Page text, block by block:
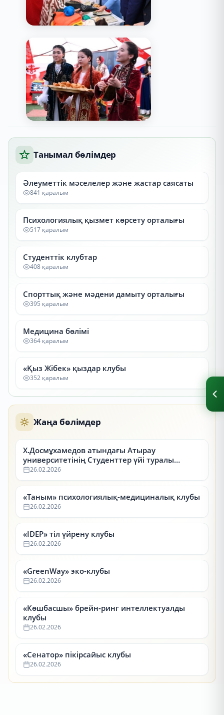
Танымал бөлімдер
Әлеуметтік мәселелер және жастар саясаты
841 қаралым
Психологиялық қызмет көрсету орталығы
517 қаралым
Студенттік клубтар
408 қаралым
Спорттық және мәдени дамыту орталығы
395 қаралым
Медицина бөлімі
364 қаралым
«Қыз Жібек» қыздар клубы
352 қаралым
Жаңа бөлімдер
Х.Досмұхамедов атындағы Атырау
университетінің Студенттер үйі туралы
ақпарат
26.02.2026
«Таным» психологиялық-медициналық клубы
26.02.2026
«IDEP» тіл үйрену клубы
26.02.2026
«GreenWay» эко-клубы
26.02.2026
«Көшбасшы» брейн-ринг интеллектуалды
клубы
26.02.2026
«Сенатор» пікірсайыс клубы
26.02.2026